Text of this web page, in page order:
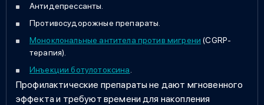
Антидепрессанты.
Противосудорожные препараты.
Моноклональные антитела против мигрени (CGRP-
терапия).
Инъекции ботулотоксина
Профилактические препараты не дают мгновенного
эффекта и требуют времени для накопления